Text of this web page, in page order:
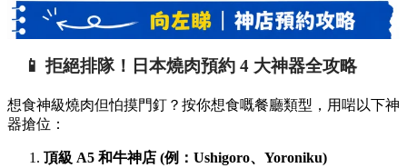
📱 拒絕排隊！日本燒肉預約 4 大神器全攻略
想食神級燒肉但怕摸門釘？按你想食嘅餐廳類型，用啱以下神
器搶位：
頂級 A5 和牛神店 (例：Ushigoro、Yoroniku)